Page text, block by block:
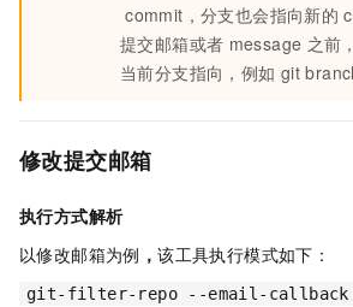
commit，分支也会指向新的
提交邮箱或者 message 之前
当前分支指向，例如 git
修改提交邮箱
执行方式解析
以修改邮箱为例 ，该工具执行模式如下：
git-filter-repo --email-callback